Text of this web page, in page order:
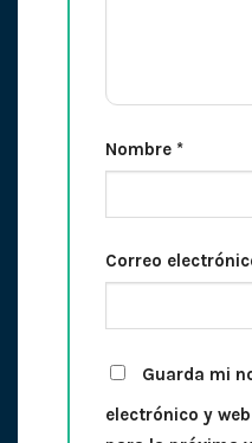
Nombre *
Correo
Guarda mi
electrónico y